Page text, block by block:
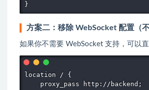
}
方案二：移除 WebSocket 配置（
如果你不需要 WebSocket 支持，可以
location / {
    proxy_pass http://backend;